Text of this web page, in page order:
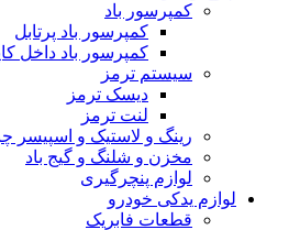
کمپرسور باد
کمپرسور باد پرتابل
کمپرسور باد داخل
سیستم ترمز
دیسک ترمز
لنت ترمز
رینگ و لاستیک و اسپیسر
مخزن و شلنگ و گیج باد
لوازم پنچرگیری
لوازم یدکی خودرو
قطعات فابریک